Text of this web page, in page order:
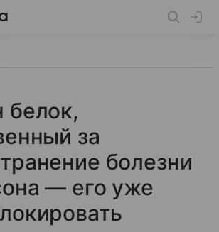
белок,
за
болезни
— его уже